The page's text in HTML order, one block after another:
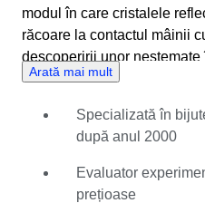
modul în care cristalele
răcoare la contactul mâinii
descoperirii unor
lor fațete nu au făcut decât
în domeniul său,
principiu călăuzitor. Pregătirea academică a Linei
include un master în Istoria
suplimentare în domeniul
Arată mai mult
Specializată în
după anul 2000
Evaluator
prețioase